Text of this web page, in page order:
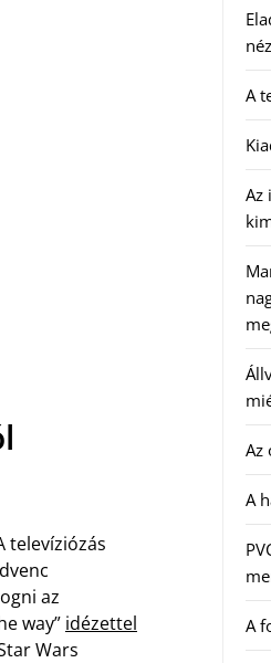
televíziózás
az
way” idézettel
Wars
A
Az
Az
A
A